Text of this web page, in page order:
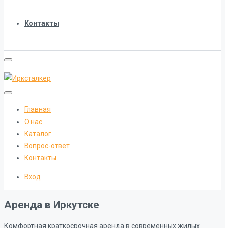
Контакты
Главная
О нас
Каталог
Вопрос-ответ
Контакты
Вход
Аренда в Иркутске
Комфортная краткосрочная аренда в современных жилых